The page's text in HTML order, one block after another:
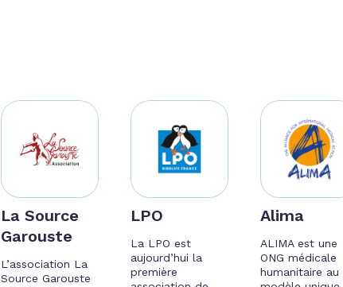
La Source
Garouste
L’association La
Source Garouste
LPO
La LPO est
aujourd’hui la
première
Alima
ALIMA est une
ONG médicale
humanitaire au